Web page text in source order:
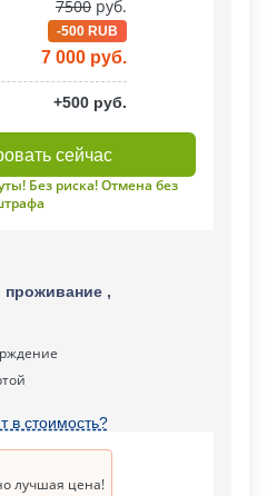
7500 руб.
-500 RUB
7 000 руб.
+500 руб.
сейчас
Без риска! Отмена без
,
в стоимость?
лучшая цена!